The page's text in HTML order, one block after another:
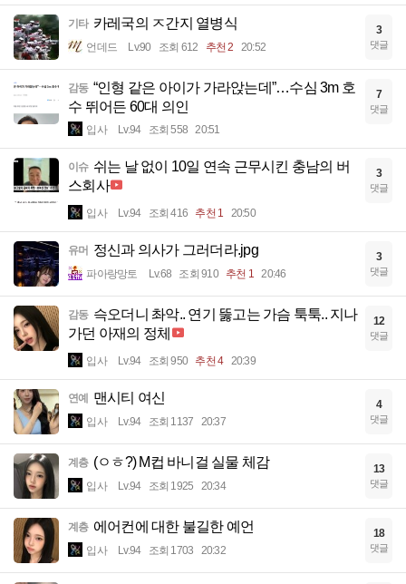
기타 카레국의 ㅈ간지 열병식
언데드 Lv.90 조회 612 추천 2 20:52
3
댓글
감동 “인형 같은 아이가 가라앉는데”…수심 3m 호
수 뛰어든 60대 의인
입사 Lv.94 조회 558 20:51
7
댓글
이슈 쉬는 날 없이 10일 연속 근무시킨 충남의 버
스회사
입사 Lv.94 조회 416 추천 1 20:50
3
댓글
유머 정신과 의사가 그러더라.jpg
파아랑망토 Lv.68 조회 910 추천 1 20:46
3
댓글
감동 슥오더니 촤악.. 연기 뚫고는 가슴 툭툭.. 지나
가던 아재의 정체
입사 Lv.94 조회 950 추천 4 20:39
12
댓글
연예 맨시티 여신
입사 Lv.94 조회 1137 20:37
4
댓글
계층 (ㅇㅎ?) M컵 바니걸 실물 체감
입사 Lv.94 조회 1925 20:34
13
댓글
계층 에어컨에 대한 불길한 예언
입사 Lv.94 조회 1703 20:32
18
댓글